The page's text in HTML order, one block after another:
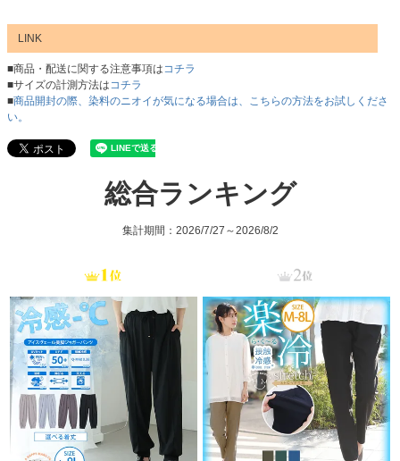
LINK
■商品・配送に関する注意事項はコチラ
■サイズの計測方法はコチラ
■商品開封の際、染料のニオイが気になる場合は、こちらの方法をお試しくださ
い。
総合ランキング
集計期間：2026/7/27～2026/8/2